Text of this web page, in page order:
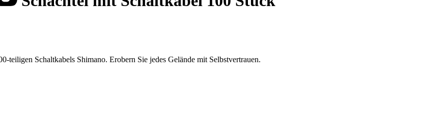
Schaltkabels Shimano. Erobern Sie jedes Gelände mit Selbstvertrauen.